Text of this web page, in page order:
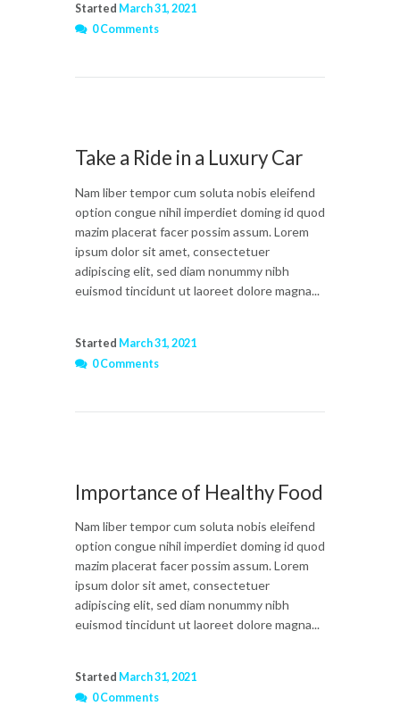
Started March 31, 2021
0 Comments
Take a Ride in a Luxury Car
Nam liber tempor cum soluta nobis eleifend
option congue nihil imperdiet doming id quod
mazim placerat facer possim assum. Lorem
ipsum dolor sit amet, consectetuer
adipiscing elit, sed diam nonummy nibh
euismod tincidunt ut laoreet dolore magna...
Started March 31, 2021
0 Comments
Importance of Healthy Food
Nam liber tempor cum soluta nobis eleifend
option congue nihil imperdiet doming id quod
mazim placerat facer possim assum. Lorem
ipsum dolor sit amet, consectetuer
adipiscing elit, sed diam nonummy nibh
euismod tincidunt ut laoreet dolore magna...
Started March 31, 2021
0 Comments